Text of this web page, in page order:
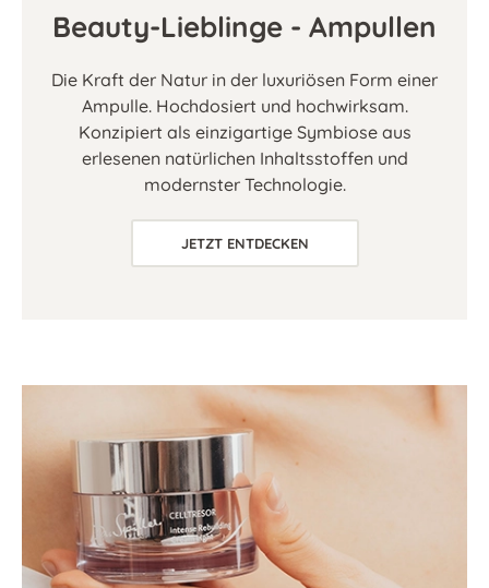
Beauty-Lieblinge - Ampullen
Die Kraft der Natur in der luxuriösen Form einer
Ampulle. Hochdosiert und hochwirksam.
Konzipiert als einzigartige Symbiose aus
erlesenen natürlichen Inhaltsstoffen und
modernster Technologie.
JETZT ENTDECKEN